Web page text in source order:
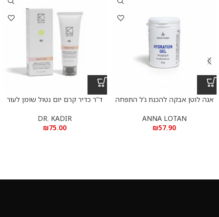
אנה לוטן אבקה להכנת ג’ל התפחה
Gel
ANNA LOTAN
₪57.90
ד”ר כדיר קרם יום נטול שומן לעור
Extra Light Day Cream
DR. KADIR
₪75.00